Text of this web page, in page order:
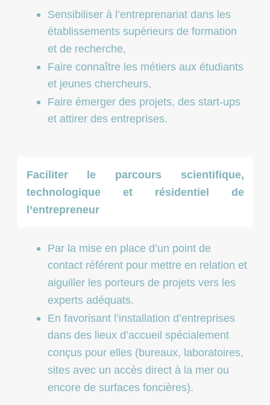
Sensibiliser à l’entreprenariat dans les
établissements supérieurs de formation
et de recherche,
Faire connaître les métiers aux étudiants
et jeunes chercheurs,
Faire émerger des projets, des start-ups
et attirer des entreprises.
Faciliter le parcours scientifique,
technologique et résidentiel de
l’entrepreneur
Par la mise en place d’un point de
contact référent pour mettre en relation et
aiguiller les porteurs de projets vers les
experts adéquats.
En favorisant l’installation d’entreprises
dans des lieux d’accueil spécialement
conçus pour elles (bureaux, laboratoires,
sites avec un accès direct à la mer ou
encore de surfaces foncières).